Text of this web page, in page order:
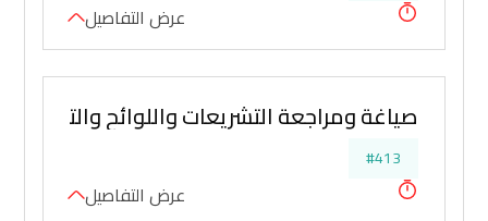
عرض التفاصيل
صياغة ومراجعة التشريعات واللوائح والتعاميم
#413
عرض التفاصيل